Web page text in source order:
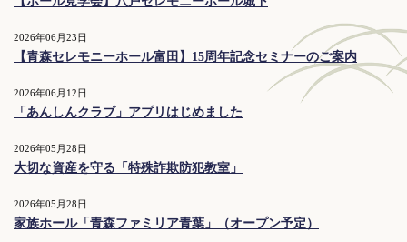
2026年06月23日
【青森セレモニーホール富田】15周年記念セミナーのご案内
2026年06月12日
「あんしんクラブ」アプリはじめました
2026年05月28日
大切な資産を守る「特殊詐欺防犯教室」
2026年05月28日
家族ホール「青森ファミリア青葉」（オープン予定）